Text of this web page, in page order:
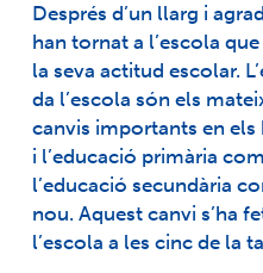
Després d’un llarg i
han tornat a l’escola
la seva actitud escolar.
da l’escola són els
canvis importants en els
i l’educació primària
l’educació secundària
nou. Aquest canvi s’ha
l’escola a les cinc de la